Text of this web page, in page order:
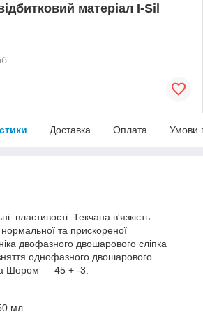
матеріал I-Sil
Доставка Оплата Умови
властивості Текчана в'язкість
та прискореної
двофазного двошарового сліпка
однофазного двошарового
Шором — 45 + -3.
мл